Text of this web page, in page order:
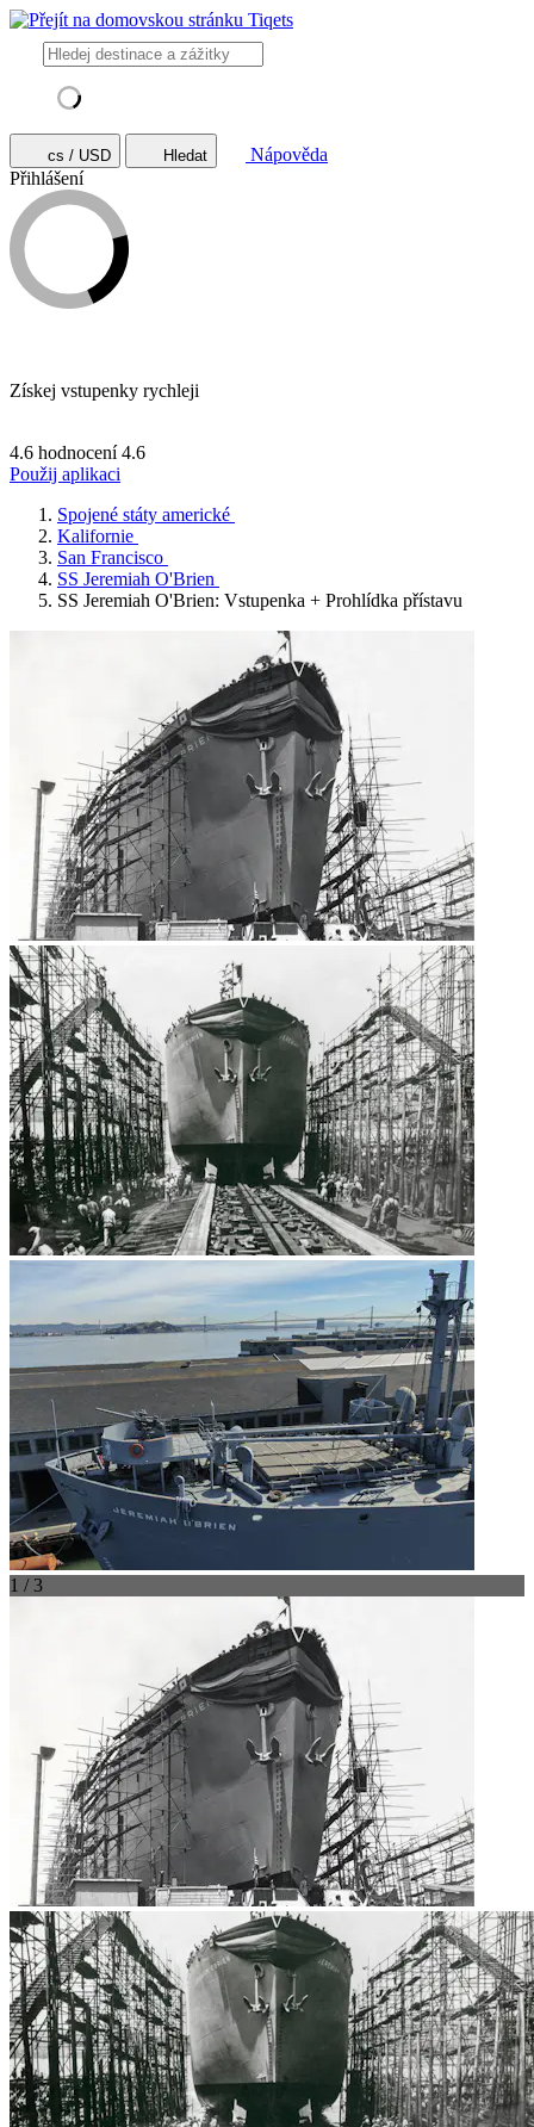
cs / USD Hledat
Nápověda
Přihlášení
Získej vstupenky rychleji
4.6 hodnocení 4.6
Použij aplikaci
Spojené státy americké
Kalifornie
San Francisco
SS Jeremiah O'Brien
SS Jeremiah O'Brien: Vstupenka + Prohlídka přístavu
1 / 3